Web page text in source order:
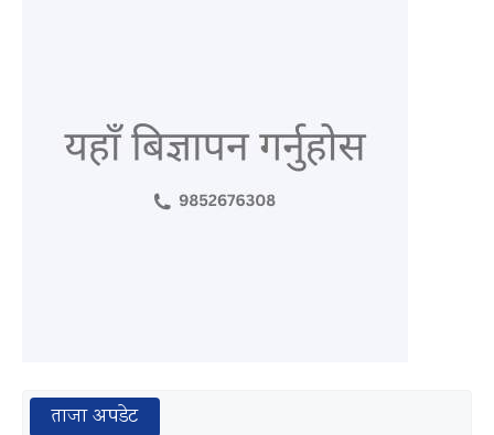
ताजा अपडेट